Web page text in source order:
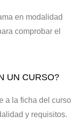
en modalidad
comprobar el
UN CURSO?
a la ficha del curso
y requisitos.